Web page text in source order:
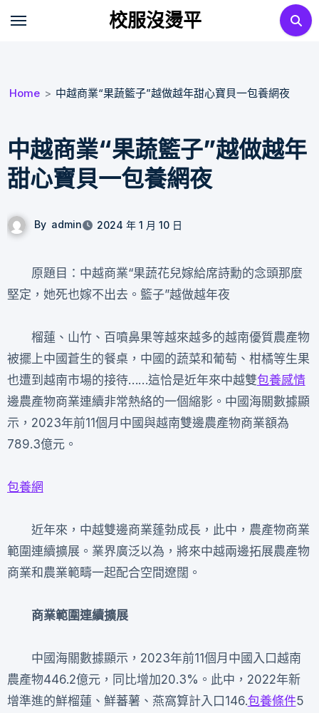
校服沒燙平
Home 中越商業“果蔬籃子”越做越年甜心寶貝一包養網夜
中越商業“果蔬籃子”越做越年
甜心寶貝一包養網夜
By admin 2024 年 1 月 10 日
原題目：中越商業“果蔬花兒嫁給席詩勳的念頭那麼
堅定，她死也嫁不出去。籃子”越做越年夜
榴蓮、山竹、百噴鼻果等越來越多的越南優質農產物
被擺上中國蒼生的餐桌，中國的蔬菜和葡萄、柑橘等生果
也遭到越南市場的接待……這恰是近年來中越雙包養感情
邊農產物商業連續非常熱絡的一個縮影。中國海關數據顯
示，2023年前11個月中國與越南雙邊農產物商業額為
789.3億元。
包養網
近年來，中越雙邊商業蓬勃成長，此中，農產物商業
範圍連續擴展。業界廣泛以為，將來中越兩邊拓展農產物
商業和農業範疇一起配合空間遼闊。
商業範圍連續擴展
中國海關數據顯示，2023年前11個月中國入口越南
農產物446.2億元，同比增加20.3%。此中，2022年新
增準進的鮮榴蓮、鮮蕃薯、燕窩算計入口146.包養條件5